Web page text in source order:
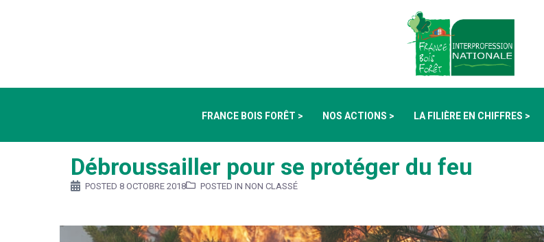
FRANCE BOIS FORÊT > NOS ACTIONS > LA FILIÈRE EN CHIFFRES >
Débroussailler pour se protéger du feu
POSTED 8 OCTOBRE 2018 POSTED IN NON CLASSÉ